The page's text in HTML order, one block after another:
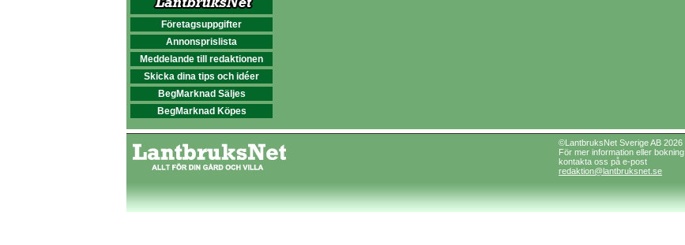
Företagsuppgifter
Annonsprislista
Meddelande till redaktionen
Skicka dina tips och idéer
BegMarknad Säljes
BegMarknad Köpes
©LantbruksNet Sverige AB 2026
För mer information eller bokning
kontakta oss på e-post
redaktion@lantbruksnet.se